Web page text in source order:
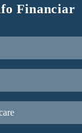
Financiar